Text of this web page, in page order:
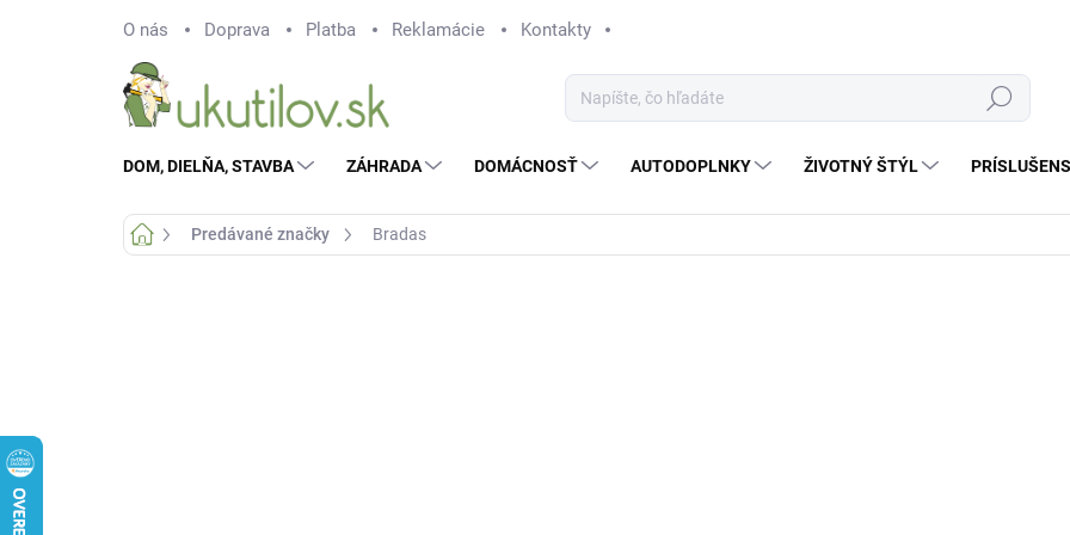
O nás Doprava Platba Reklamácie Kontakty
Hľadať
DOM, DIELŇA, STAVBA ZÁHRADA DOMÁCNOSŤ AUTODOPLNKY ŽIVOTNÝ ŠTÝL
DomovPredávané značky Bradas